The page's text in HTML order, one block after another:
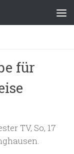
für
TV, So, 17